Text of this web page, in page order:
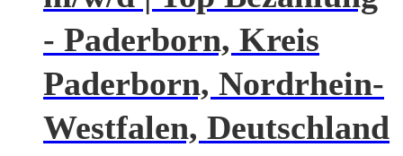
- Paderborn, Kreis
Paderborn, Nordrhein-
Westfalen, Deutschland